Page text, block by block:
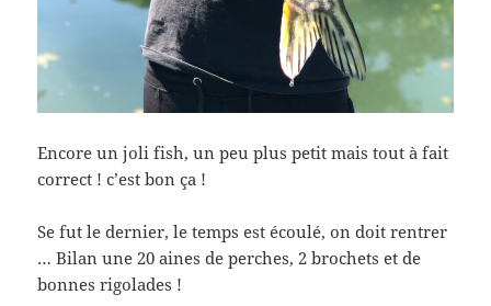
Encore un joli fish, un peu plus petit mais tout à fait
correct ! c’est bon ça !
Se fut le dernier, le temps est écoulé, on doit rentrer
… Bilan une 20 aines de perches, 2 brochets et de
bonnes rigolades !